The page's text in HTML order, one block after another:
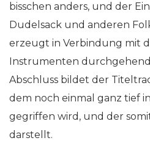
bisschen anders, und der
Dudelsack und anderen
erzeugt in Verbindung mit
Instrumenten
Abschluss bildet der
dem noch einmal ganz tief
gegriffen wird, und der
darstellt.